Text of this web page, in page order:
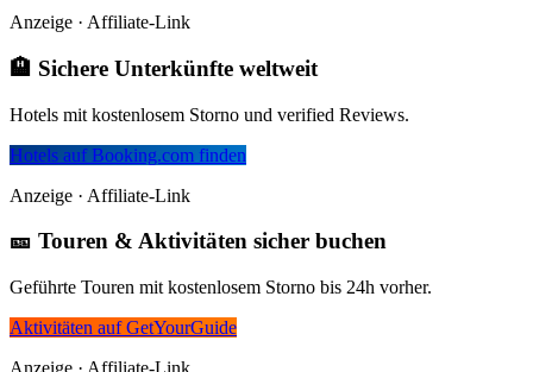
Anzeige · Affiliate-Link
🏨 Sichere Unterkünfte weltweit
Hotels mit kostenlosem Storno und verified Reviews.
Hotels auf Booking.com finden
Anzeige · Affiliate-Link
🎫 Touren & Aktivitäten sicher buchen
Geführte Touren mit kostenlosem Storno bis 24h vorher.
Aktivitäten auf GetYourGuide